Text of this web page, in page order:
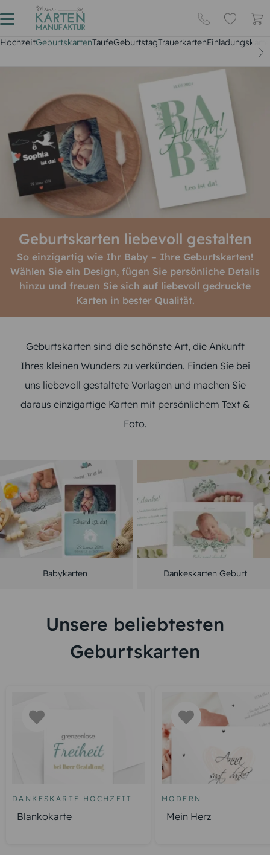
HochzeitGeburtskartenTaufeGeburtstagTrauerkarten
Geburtskarten liebevoll gestalten
So einzigartig wie Ihr Baby – Ihre Geburtskarten!
Wählen Sie ein Design, fügen Sie persönliche Details
hinzu und freuen Sie sich auf liebevoll gedruckte
Karten in bester Qualität.
Geburtskarten sind die schönste Art, die Ankunft
Ihres kleinen Wunders zu verkünden. Finden Sie bei
uns liebevoll gestaltete Vorlagen und machen Sie
daraus einzigartige Karten mit persönlichem Text &
Foto.
Babykarten Dankeskarten Geburt
Unsere beliebtesten
Geburtskarten
DANKESKARTE HOCHZEIT
Blankokarte
MODERN
Mein Herz